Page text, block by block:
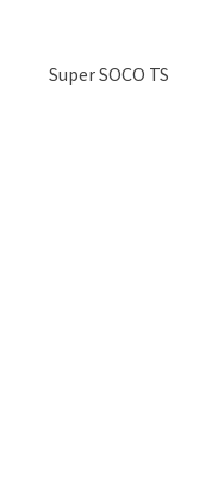
Super SOCO TS